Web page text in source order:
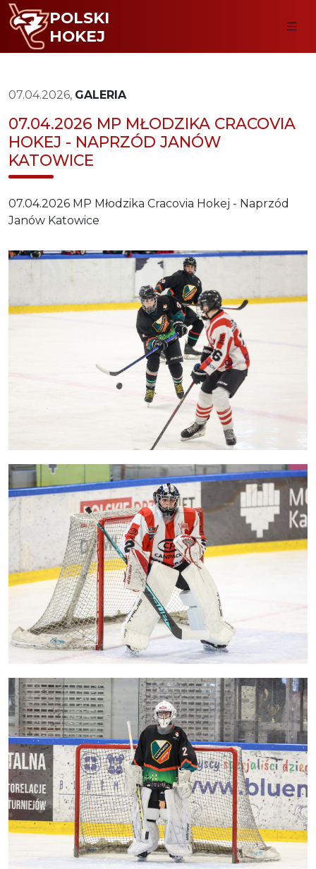
POLSKI
HOKEJ
07.04.2026, GALERIA
07.04.2026 MP MŁODZIKA CRACOVIA
HOKEJ - NAPRZÓD JANÓW
KATOWICE
07.04.2026 MP Młodzika Cracovia Hokej - Naprzód
Janów Katowice